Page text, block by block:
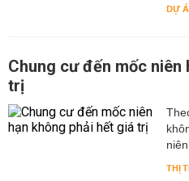
DỰ
Chung cư đến mốc niên
trị
THỊ